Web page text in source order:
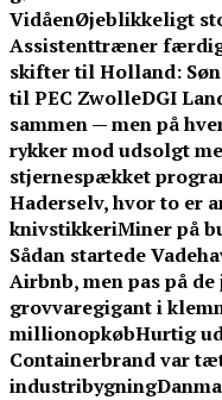
VidåenØjeblikkeligt
Assistenttræner
skifter til Holland:
til PEC ZwolleDGI
sammen — men på
rykker mod udsolgt
stjernespækket
Haderselv, hvor to er
knivstikkeriMiner på
Sådan startede
Airbnb, men pas på
grovvaregigant i
millionopkøbHurtig
Containerbrand var
industribygning